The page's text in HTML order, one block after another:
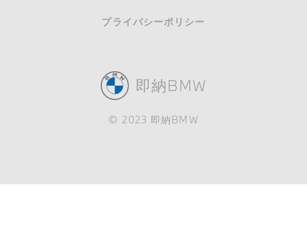
プライバシーポリシー
即納BMW
© 2023 即納BMW